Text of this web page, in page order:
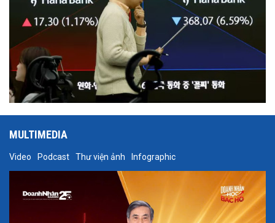
MULTIMEDIA
Video Podcast Thư viện ảnh Infographic